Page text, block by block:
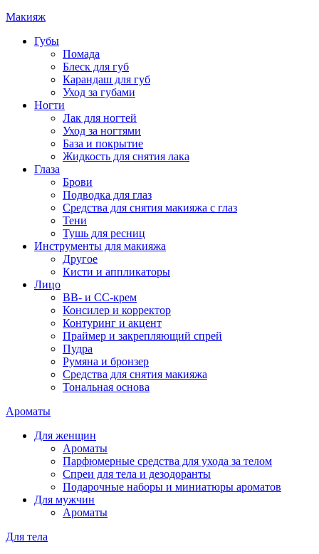
Макияж
Губы
Помада
Блеск для губ
Карандаш для губ
Уход за губами
Ногти
Лак для ногтей
Уход за ногтями
База и покрытие
Жидкость для снятия лака
Глаза
Брови
Подводка для глаз
Средства для снятия макияжа с глаз
Тени
Тушь для ресниц
Инструменты для макияжа
Другое
Кисти и аппликаторы
Лицо
BB- и CC-крем
Консилер и корректор
Контуринг и акцент
Праймер и закрепляющий спрей
Пудра
Румяна и бронзер
Средства для снятия макияжа
Тональная основа
Ароматы
Для женщин
Ароматы
Парфюмерные средства для ухода за телом
Спреи для тела и дезодоранты
Подарочные наборы и миниатюры ароматов
Для мужчин
Ароматы
Для тела